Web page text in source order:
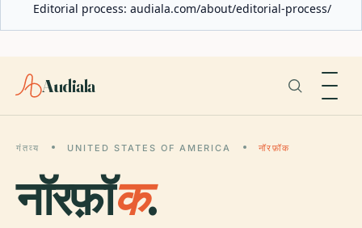
Editorial process: audiala.com/about/editorial-process/
Audiala
गंतव्य UNITED STATES OF AMERICA नॉरफ़ॉक
नॉरफ़ॉक.